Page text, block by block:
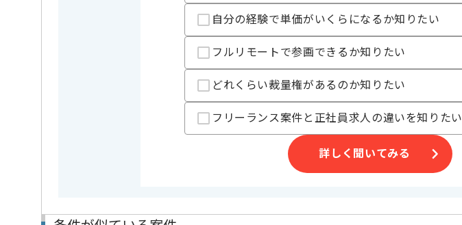
レバテックでの実績がある企業の案件でございます。
PM、コンサルの経験を活かすことができます。
複数案件を保有している企業ですので、
ご経験と実績に応じて別案件のご提案も差し上げる場合がございます。
新しいアイディアや技術を積極的に導入し、
経験豊富なメンバーと成長が出来る環境でございます。
スキルアップされたい方、長期的に参画されたい方にオススメの案件です。
自分の経験で単価がいくらになるか知りたい
フルリモートで参画できるか知りたい
どれくらい裁量権があるのか知りたい
フリーランス案件と正社員求人の違いを知りたい
詳しく聞いてみる